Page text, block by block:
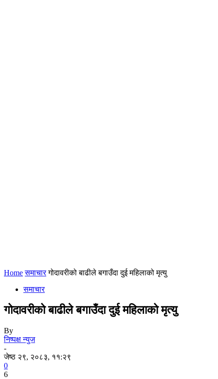
Home समाचार गोदावरीको बाढीले बगाउँदा दुई महिलाको मृत्यु
समाचार
गोदावरीको बाढीले बगाउँदा दुई महिलाको मृत्यु
By
निष्पक्ष न्युज
-
जेष्ठ २९, २०८३, ११:२९
0
6